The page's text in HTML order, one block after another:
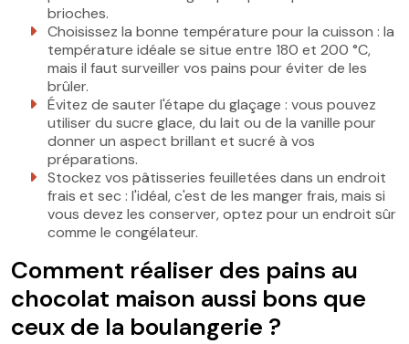
brioches.
Choisissez la bonne température pour la cuisson : la
température idéale se situe entre 180 et 200 °C,
mais il faut surveiller vos pains pour éviter de les
brûler.
Évitez de sauter l'étape du glaçage : vous pouvez
utiliser du sucre glace, du lait ou de la vanille pour
donner un aspect brillant et sucré à vos
préparations.
Stockez vos pâtisseries feuilletées dans un endroit
frais et sec : l'idéal, c'est de les manger frais, mais si
vous devez les conserver, optez pour un endroit sûr
comme le congélateur.
Comment réaliser des pains au
chocolat maison aussi bons que
ceux de la boulangerie ?